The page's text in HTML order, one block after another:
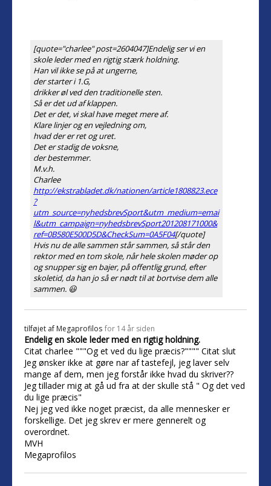
[quote="charlee" post=2604047]Endelig ser vi en
skole leder med en rigtig stærk holdning.
Han vil ikke se på at ungerne,
der starter i 1.G,
drikker øl ved den traditionelle sten.
Så er det ud af klappen.
Det er det, vi skal have meget mere af.
Klare linjer og en vejledning om,
hvad der er ret og uret.
Det er stadig de voksne,
der bestemmer.
M.v.h.
Charlee
http://ekstrabladet.dk/nationen/article1808823.ece
?
utm_source=nyhedsbrevSport&utm_medium=emai
l&utm_campaign=nyhedsbrevSport201208171000&
ref=0B580E500D5D&CheckSum=0A5F04[/quote]
Hvis nu de alle sammen står sammen, så står den
rektor med en tom skole, når hele skolen møder op
og snupper sig en bajer, på offentlig grund, efter
skoletid, da han jo så er nødt til at bortvise dem alle
sammen. 😃
tilføjet af Megaprofilos for 14 år siden
Endelig en skole leder med en rigtig holdning.
Citat charlee """Og et ved du lige præcis?"""" Citat slut
Jeg ønsker ikke at gøre nar af tastefejl, jeg laver selv
mange af dem, men jeg forstår ikke hvad du skriver??
Jeg tillader mig at gå ud fra at der skulle stå " Og det ved
du lige præcis"
Nej jeg ved ikke noget præcist, da alle mennesker er
forskellige. Det jeg skrev er mere gennerelt og
overordnet.
MVH
Megaprofilos